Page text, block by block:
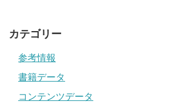
カテゴリー
参考情報
書籍データ
コンテンツデータ